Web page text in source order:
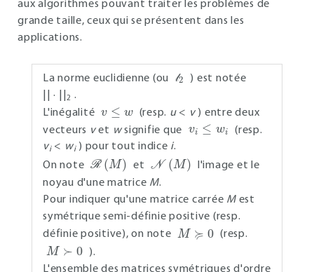
aux algorithmes pouvant traiter les problèmes de
grande taille, ceux qui se présentent dans les
applications.
La norme euclidienne (ou 𝓁
l2
) est notée
|| · ||2 .
L'inégalité
w
(resp. u< v) entre deux
vecteurs vet wsignifie que
≤ w
(resp.
vi< wi) pour tout indice i.
On note
M
et
)
l'image et le
noyau d'une matrice M.
Pour indiquer qu'une matrice carrée Mest
symétrique semi-définie positive (resp.
définie positive), on note
M ≽
(resp.
M ≻
).
L'ensemble des matrices symétriques d'ordre